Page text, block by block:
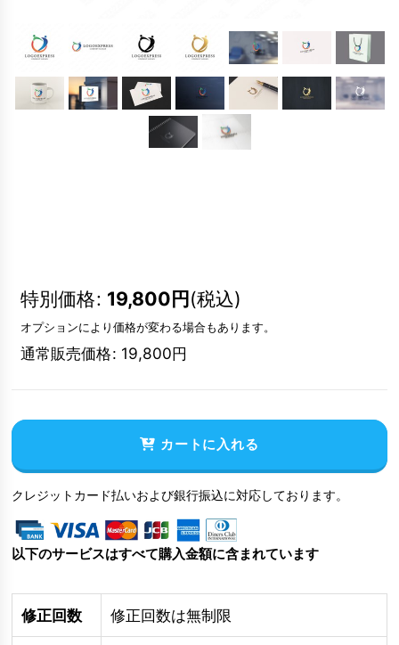
特別価格: 19,800円(税込)
オプションにより価格が変わる場合もあります。
通常販売価格: 19,800円
カートに入れる
クレジットカード払いおよび銀行振込に対応しております。
以下のサービスはすべて購入金額に含まれています
修正回数 修正回数は無制限